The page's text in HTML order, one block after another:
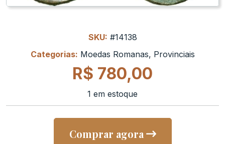
SKU: #14138
Categorias: Moedas Romanas, Provinciais
R$ 780,00
1 em estoque
Comprar agora